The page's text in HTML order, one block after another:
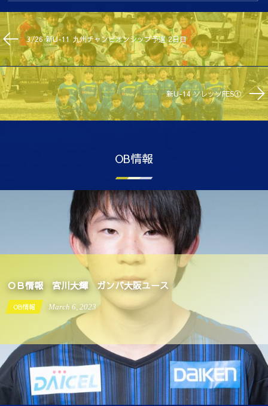
3/26 新U-11 九州チャンピオンシップ予選 2日目
新U-14 ソレッソFES①
OB情報
ＯＢ情報 宮川大輝 ガンバ大阪ユース
OB情報 March 6, 2023